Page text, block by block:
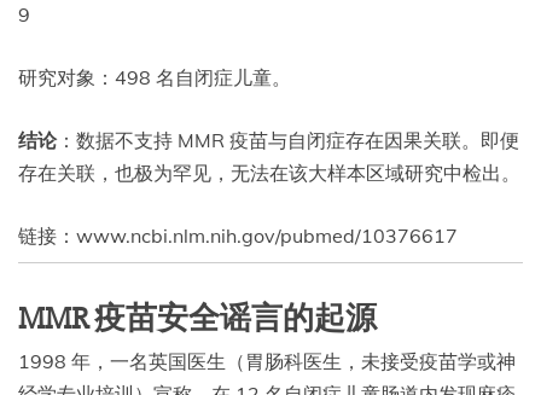
9
研究对象：498 名自闭症儿童。
结论：数据不支持 MMR 疫苗与自闭症存在因果关联。即便
存在关联，也极为罕见，无法在该大样本区域研究中检出。
链接：www.ncbi.nlm.nih.gov/pubmed/10376617
MMR 疫苗安全谣言的起源
1998 年，一名英国医生（胃肠科医生，未接受疫苗学或神